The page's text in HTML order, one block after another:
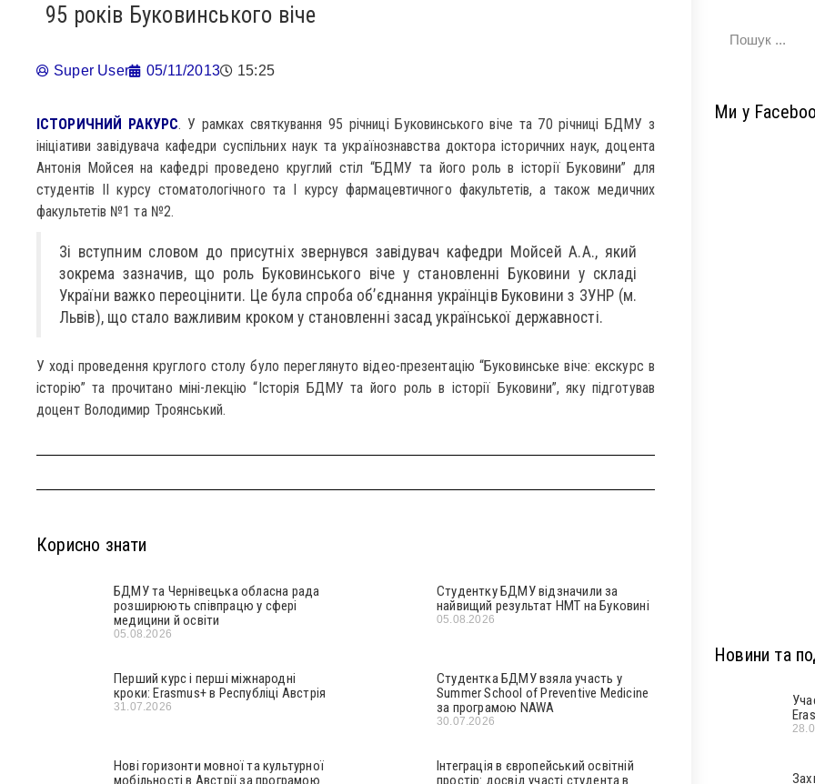
95 років Буковинського віче
Super User 05/11/2013 15:25
ІСТОРИЧНИЙ РАКУРС. У рамках святкування 95 річниці Буковинського віче та 70 річниці БДМУ з
ініціативи завідувача кафедри суспільних наук та українознавства доктора історичних наук, доцента
Антонія Мойсея на кафедрі проведено круглий стіл “БДМУ та його роль в історії Буковини” для
студентів ІІ курсу стоматологічного та І курсу фармацевтичного факультетів, а також медичних
факультетів №1 та №2.
Зі вступним словом до присутніх звернувся завідувач кафедри Мойсей А.А., який
зокрема зазначив, що роль Буковинського віче у становленні Буковини у складі
України важко переоцінити. Це була спроба об’єднання українців Буковини з ЗУНР (м.
Львів), що стало важливим кроком у становленні засад української державності.
У ході проведення круглого столу було переглянуто відео-презентацію “Буковинське віче: екскурс в
історію” та прочитано міні-лекцію “Історія БДМУ та його роль в історії Буковини”, яку підготував
доцент Володимир Троянський.
Корисно знати
БДМУ та Чернівецька обласна рада
розширюють співпрацю у сфері
медицини й освіти
05.08.2026
Студентку БДМУ відзначили за
найвищий результат НМТ на Буковині
05.08.2026
Перший курс і перші міжнародні
кроки: Erasmus+ в Республіці Австрія
31.07.2026
Студентка БДМУ взяла участь у
Summer School of Preventive Medicine
за програмою NAWA
30.07.2026
Нові горизонти мовної та культурної
мобільності в Австрії за програмою
Інтеграція в європейський освітній
простір: досвід участі студента в
Ми у
Новини та